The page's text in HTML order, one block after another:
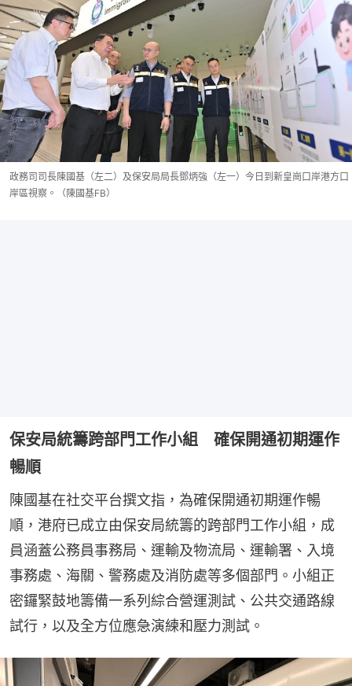
政務司司長陳國基（左二）及保安局局長鄧炳強（左一）今日到新皇崗口岸港方口
岸區視察。（陳國基FB）
保安局統籌跨部門工作小組 確保開通初期運作
暢順
陳國基在社交平台撰文指，為確保開通初期運作暢
順，港府已成立由保安局統籌的跨部門工作小組，成
員涵蓋公務員事務局、運輸及物流局、運輸署、入境
事務處、海關、警務處及消防處等多個部門。小組正
密鑼緊鼓地籌備一系列綜合營運測試、公共交通路線
試行，以及全方位應急演練和壓力測試。